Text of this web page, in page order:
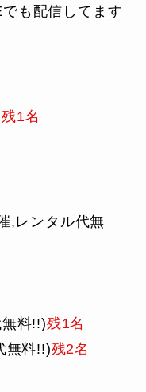
も配信してます
残1名
,レンタル代無
料!!)残1名
無料!!)残2名